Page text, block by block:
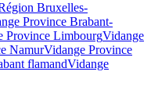
Bruxelles-
Province Brabant-
Province LimbourgVidange
NamurVidange Province
flamandVidange